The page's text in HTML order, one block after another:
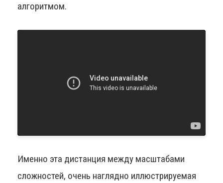
алгоритмом.
Именно эта дистанция между масштабами
сложностей, очень наглядно иллюстрируемая